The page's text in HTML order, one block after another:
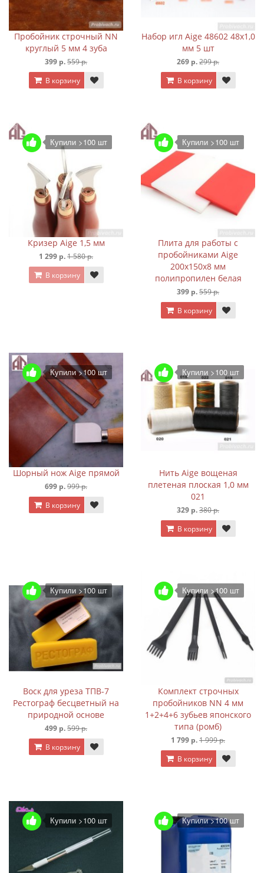
Пробойник строчный NN
круглый 5 мм 4 зуба
399 р.559 р.
В корзину
Набор игл Aige 48602 48х1,0
мм 5 шт
269 р.299 р.
В корзину
Купили >100 шт
Кризер Aige 1,5 мм
1 299 р.1 580 р.
В корзину
Купили >100 шт
Плита для работы с
пробойниками Aige
200х150х8 мм
полипропилен белая
399 р.559 р.
В корзину
Купили >100 шт
Шорный нож Aige прямой
699 р.999 р.
В корзину
Купили >100 шт
Нить Aige вощеная
плетеная плоская 1,0 мм
021
329 р.380 р.
В корзину
Купили >100 шт
Воск для уреза ТПВ-7
Рестограф бесцветный на
природной основе
499 р.599 р.
В корзину
Купили >100 шт
Комплект строчных
пробойников NN 4 мм
1+2+4+6 зубьев японского
типа (ромб)
1 799 р.1 999 р.
В корзину
Купили >100 шт Купили >100 шт